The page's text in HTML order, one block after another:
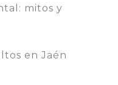
mitos y
en Jaén